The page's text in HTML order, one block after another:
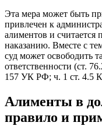
Эта мера может быть
привлечен к
алиментов и
наказанию. Вместе с
суд может освободить
ответственности (ст.
157 УК РФ; ч. 1 ст. 4.5
Алименты в
правило и